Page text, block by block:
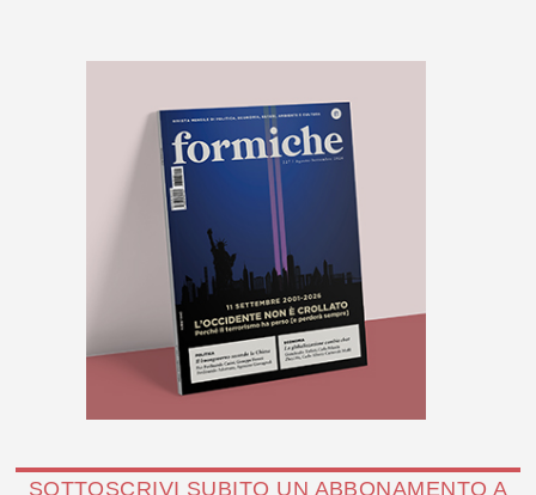
SOTTOSCRIVI SUBITO UN ABBONAMENTO A